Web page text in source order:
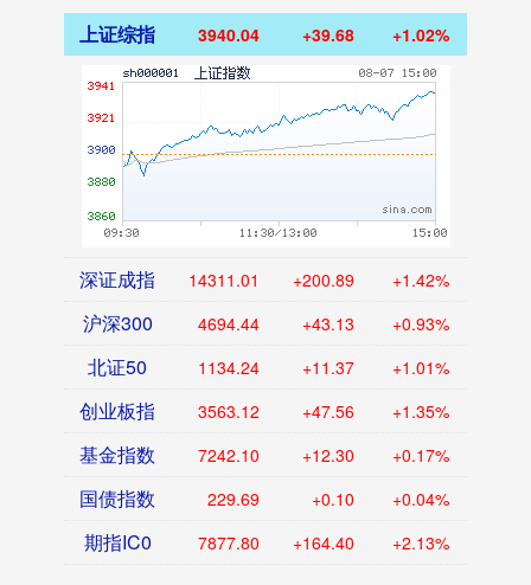
上证综指 3940.04 +39.68 +1.02%
深证成指 14311.01 +200.89 +1.42%
沪深300 4694.44 +43.13 +0.93%
北证50 1134.24 +11.37 +1.01%
创业板指 3563.12 +47.56 +1.35%
基金指数 7242.10 +12.30 +0.17%
国债指数 229.69 +0.10 +0.04%
期指IC0 7877.80 +164.40 +2.13%